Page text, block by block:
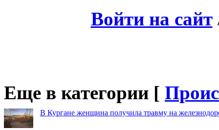
Войти на сайт
Еще в категории [
В Кургане женщина получила травму на